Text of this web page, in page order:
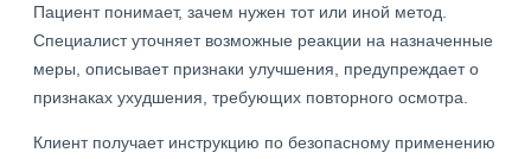
Пациент понимает, зачем нужен тот или иной метод.
Специалист уточняет возможные реакции на назначенные
меры, описывает признаки улучшения, предупреждает о
признаках ухудшения, требующих повторного осмотра.
Клиент получает инструкцию по безопасному применению